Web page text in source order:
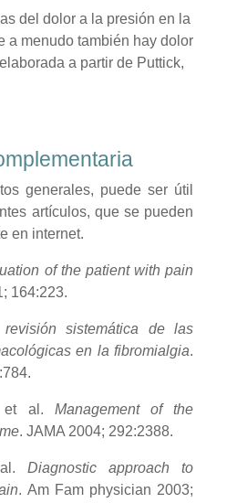
del dolor a la presión en la
a menudo también hay dolor
a partir de Puttick,
generales, puede ser útil
artículos, que se pueden
en internet.
of the patient with pain
164:223.
revisión sistemática de las
en la fibromialgia.
et al. Management of the
. JAMA 2004; 292:2388.
Diagnostic approach to
. Am Fam physician 2003;